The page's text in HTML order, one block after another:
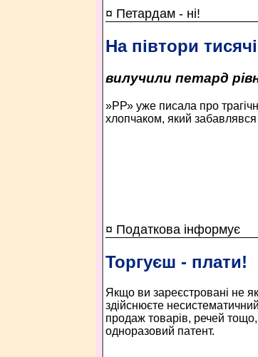
¤ Петардам - ні!
На півтори
вилучили петард
»РР» уже писала про
хлопчаком, який
¤ Податкова інформує
Торгуєш - плати!
Якщо ви зареєстровані не як
здійснюєте
продаж товарів, речей
одноразовий патент.